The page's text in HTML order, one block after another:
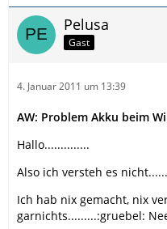
Pelusa
Gast
4. Januar 2011 um 13:39
AW: Problem Akku beim
Hallo..............
Also ich versteh es
Ich hab nix gemacht, nix
garnichts.........:gruebel: